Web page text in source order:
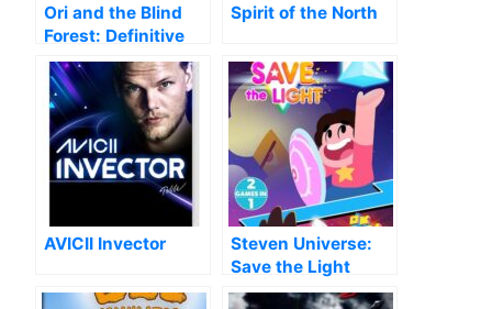
Ori and the Blind
Forest: Definitive
Edition
Spirit of the North
AVICII Invector
Steven Universe:
Save the Light